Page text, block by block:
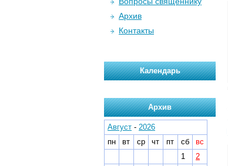
Архив
Контакты
Календарь
Архив
Август - 2026
пн
вт ср чт пт сб
вс
1
2